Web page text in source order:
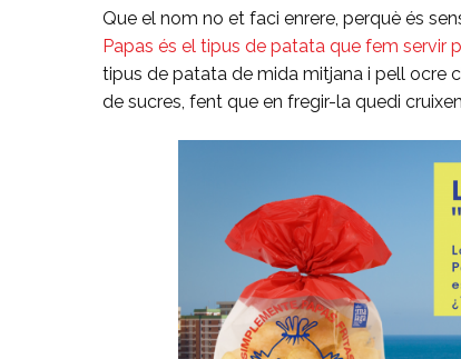
Que el nom no et faci enrere, perquè és
Papas és el tipus de patata que fem servir
tipus de patata de mida mitjana i pell ocre
de sucres, fent que en fregir-la quedi